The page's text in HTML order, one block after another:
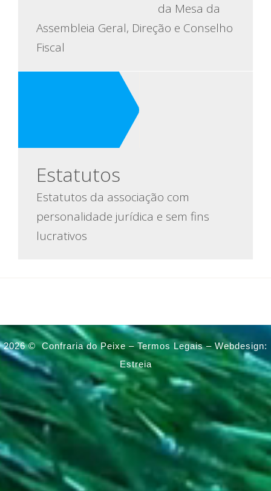
da Mesa da
Assembleia Geral, Direção e Conselho
Fiscal
Estatutos
Estatutos da associação com
personalidade jurídica e sem fins
lucrativos
2026 ©Confraria do Peixe –Termos Legais– Webdesign:
Estreia